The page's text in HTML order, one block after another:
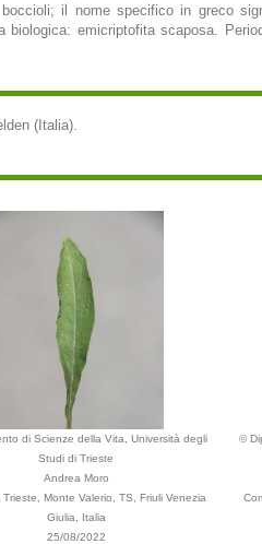
il nome specifico in greco
emicriptofita scaposa.
(Italia).
di Scienze della Vita, Università degli
Studi di Trieste
Andrea Moro
Monte Valerio, TS, Friuli Venezia
Giulia, Italia
25/08/2022
©